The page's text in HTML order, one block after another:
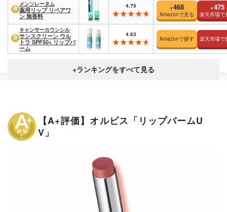
メンソレータム
薬用リップ リペアワ
ン 無香料
4.75 ¥ 468
Amazonで見る
¥ 475
楽天市場で
キャンサーカウンシル
サンスクリーン ウル
トラ SPF50+ リップバ
ーム
4.63
Amazonで探す 楽天市場で
【A+評価】オルビス「リップバームU
V」